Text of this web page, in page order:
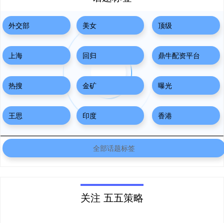
外交部 美女 顶级
上海 回归 鼎牛配资平台
热搜 金矿 曝光
王思 印度 香港
全部话题标签
关注 五五策略